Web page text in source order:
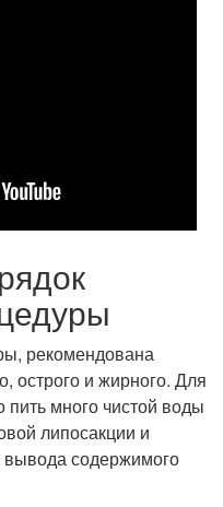
рекомендована
острого и жирного. Для
много чистой воды
липосакции и
вывода содержимого